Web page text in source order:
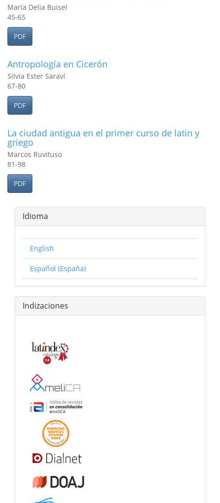
María Delia Buisel
45-65
PDF
Antropologí­a en Cicerón
Silvia Ester Saraví
67-80
PDF
La ciudad antigua en el primer curso de latin y
griego
Marcos Ruvituso
81-98
PDF
Idioma
English
Español (España)
Indizaciones